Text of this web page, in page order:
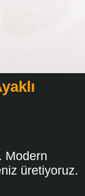
Modern
üretiyoruz.